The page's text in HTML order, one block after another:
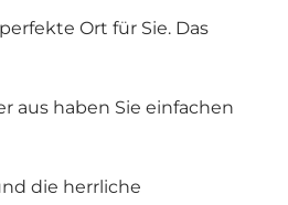
Ort für Sie. Das
aus haben Sie einfachen
die herrliche